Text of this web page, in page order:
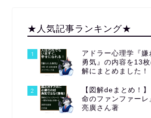
★人気記事ランキング★
1
アドラー心理学『嫌
勇気』の内容を13枚
解にまとめました！
2
【図解deまとめ！
命のファンファーレ
亮廣さん著